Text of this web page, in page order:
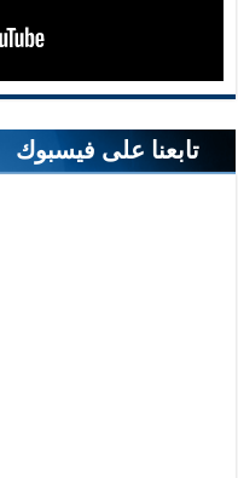
تابعنا على فيسبوك